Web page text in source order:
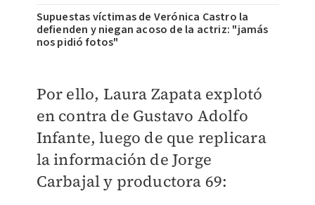
Supuestas víctimas de Verónica Castro la
defienden y niegan acoso de la actriz: "jamás
nos pidió fotos"
Por ello, Laura Zapata explotó
en contra de Gustavo Adolfo
Infante, luego de que replicara
la información de Jorge
Carbajal y productora 69: